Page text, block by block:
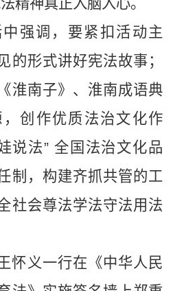
精神真正入脑入心。
强调，要紧扣活动主
的形式讲好宪法故事；
淮南子》、淮南成语典
创作优质法治文化作
说法” 全国法治文化品
制，构建齐抓共管的工
社会尊法学法守法用法
怀义一行在《中华人民